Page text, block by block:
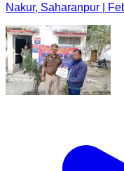
Nakur, Saharanpur |